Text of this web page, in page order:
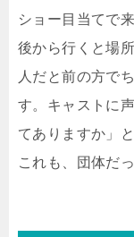
ショー目当てで
後から行くと場
人だと前の方で
す。キャストに
てありますか」
これも、団体だ